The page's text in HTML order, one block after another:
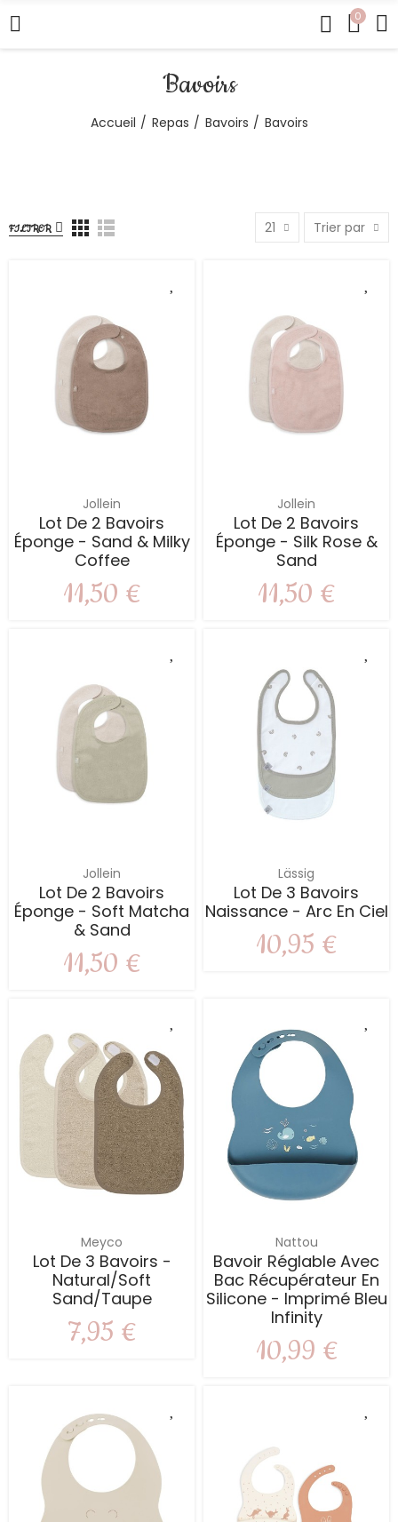
0
Bavoirs
Accueil Repas Bavoirs Bavoirs
FILTRER 21 Trier par
Jollein
Lot De 2 Bavoirs
Éponge - Sand & Milky
Coffee
11,50 €
Jollein
Lot De 2 Bavoirs
Éponge - Silk Rose &
Sand
11,50 €
Jollein
Lot De 2 Bavoirs
Éponge - Soft Matcha
& Sand
11,50 €
Lässig
Lot De 3 Bavoirs
Naissance - Arc En Ciel
10,95 €
Meyco
Lot De 3 Bavoirs -
Natural/Soft
Sand/Taupe
7,95 €
Nattou
Bavoir Réglable Avec
Bac Récupérateur En
Silicone - Imprimé Bleu
Infinity
10,99 €